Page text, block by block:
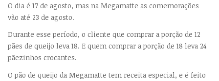
O dia é 17 de agosto, mas na Megamatte as comemorações
vão até 23 de agosto.
Durante esse período, o cliente que comprar a porção de 12
pães de queijo leva 18. E quem comprar a porção de 18 leva 24
pãezinhos crocantes.
O pão de queijo da Megamatte tem receita especial, e é feito